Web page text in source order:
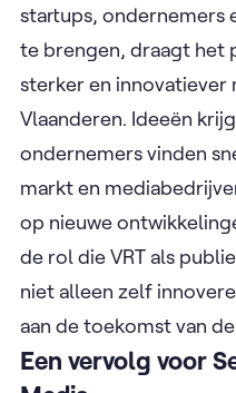
startups, ondernemers
te brengen, draagt het
sterker en innovatiever
Vlaanderen. Ideeën
ondernemers vinden
markt en
op nieuwe
de rol die VRT als
niet alleen zelf
aan de toekomst van
Een vervolg voor